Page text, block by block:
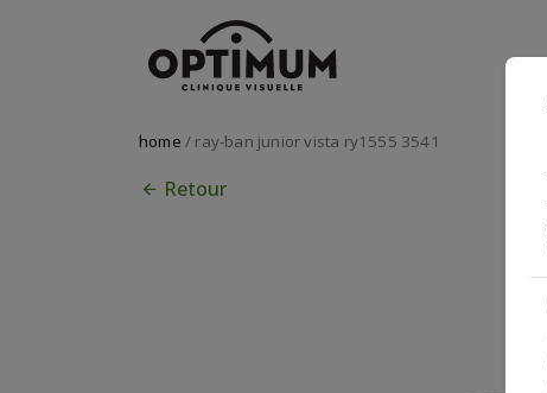
home / ray-ban junior vista ry1555 3541
Retour